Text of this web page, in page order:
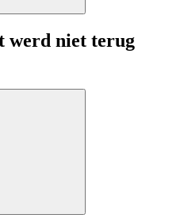
werd niet terug